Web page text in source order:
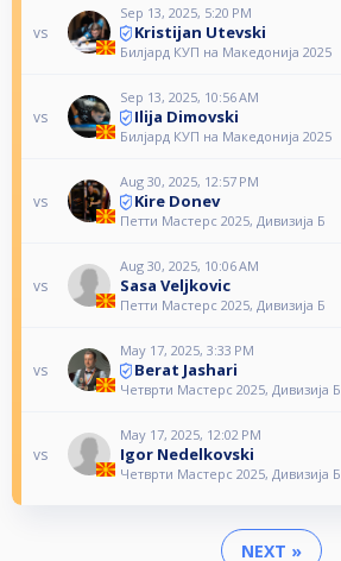
vs
Sep 13, 2025, 5:20 PM
Kristijan Utevski
Билјард КУП на Македонија 2025
vs
Sep 13, 2025, 10:56 AM
Ilija Dimovski
Билјард КУП на Македонија 2025
vs
Aug 30, 2025, 12:57 PM
Kire Donev
Петти Мастерс 2025, Дивизија Б
vs
Aug 30, 2025, 10:06 AM
Sasa Veljkovic
Петти Мастерс 2025, Дивизија Б
vs
May 17, 2025, 3:33 PM
Berat Jashari
Четврти Мастерс 2025, Дивизија Б
vs
May 17, 2025, 12:02 PM
Igor Nedelkovski
Четврти Мастерс 2025, Дивизија Б
NEXT »